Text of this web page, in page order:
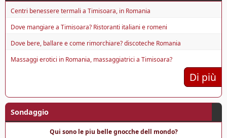
Centri benessere termali a Timisoara, in Romania
Dove mangiare a Timisoara? Ristoranti italiani e romeni
Dove bere, ballare e come rimorchiare? discoteche Romania
Massaggi erotici in Romania, massaggiatrici a Timisoara?
Di più
Sondaggio
Qui sono le piu belle gnocche dell mondo?